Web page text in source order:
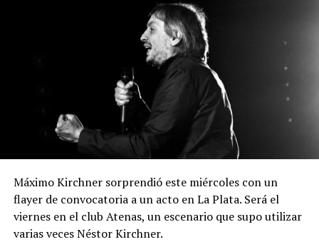
Máximo Kirchner sorprendió este miércoles con un
flayer de convocatoria a un acto en La Plata. Será el
viernes en el club Atenas, un escenario que supo utilizar
varias veces Néstor Kirchner.